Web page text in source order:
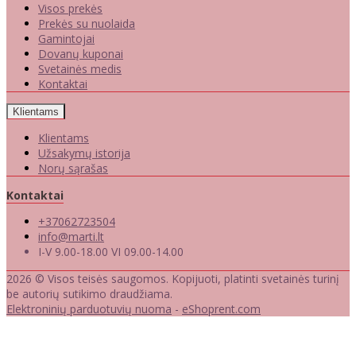
Visos prekės
Prekės su nuolaida
Gamintojai
Dovanų kuponai
Svetainės medis
Kontaktai
Klientams
Klientams
Užsakymų istorija
Norų sąrašas
Kontaktai
+37062723504
info@marti.lt
I-V 9.00-18.00 VI 09.00-14.00
2026 © Visos teisės saugomos. Kopijuoti, platinti svetainės turinį
be autorių sutikimo draudžiama.
Elektroninių parduotuvių nuoma - eShoprent.com